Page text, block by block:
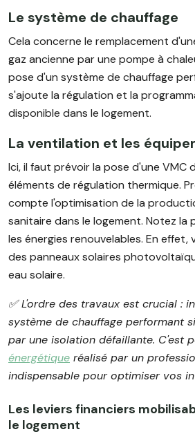
Le système de chauffage
Cela concerne le remplacement
gaz ancienne par une pompe à
pose d'un système de chauffage
s'ajoute la régulation et la
disponible dans le logement.
La ventilation et les
Ici, il faut prévoir la pose d'une VMC
éléments de régulation thermique.
compte l'optimisation de la
sanitaire dans le logement. Notez la
les énergies renouvelables. En effet,
des panneaux solaires
eau solaire.
✅ L'ordre des travaux est crucial :
système de chauffage performant
par une isolation défaillante. C'est
énergétique réalisé par un
indispensable pour optimiser vos
Les leviers financiers
le logement